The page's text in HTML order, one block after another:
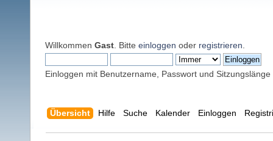
Willkommen Gast . Bitte einloggen oder registrieren
Einloggen mit Benutzername, Passwort und Sitzungslänge
Übersicht Hilfe Suche Kalender Einloggen